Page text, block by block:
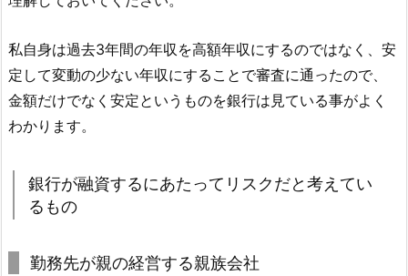
私自身は過去3年間の年収を高額年収にするのではなく、安
定して変動の少ない年収にすることで審査に通ったので、
金額だけでなく安定というものを銀行は見ている事がよく
わかります。
銀行が融資するにあたってリスクだと考えてい
るもの
勤務先が親の経営する親族会社